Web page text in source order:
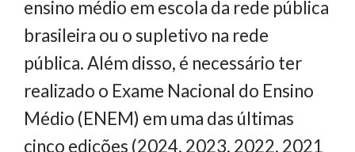
ensino médio em escola da rede pública
brasileira ou o supletivo na rede
pública. Além disso, é necessário ter
realizado o Exame Nacional do Ensino
Médio (ENEM) em uma das últimas
cinco edições (2024, 2023, 2022, 2021